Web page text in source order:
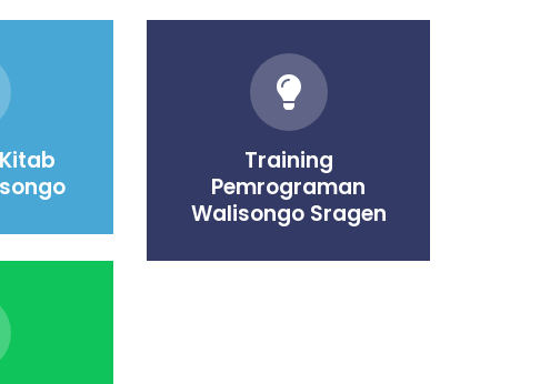
Training
Pemrograman
Walisongo Sragen